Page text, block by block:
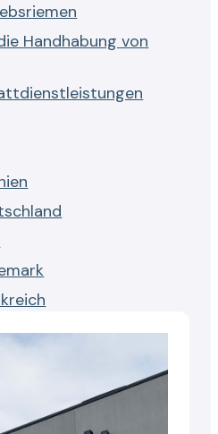
Handhabung von